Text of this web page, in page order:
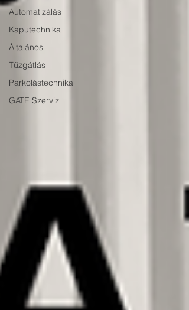
Automatizálás
Kaputechnika
Általános
Tűzgátlás
Parkolástechnika
GATE Szerviz